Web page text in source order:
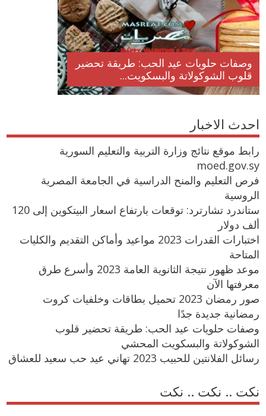
وصفات حلويات عيد الحب: طريقة تحضير
قلوب الشوكولاتة والبسكويت...
احدث الاخبار
رابط موقع نتائج وزارة التربية والتعليم السورية
moed.gov.sy
فرص التعليم والمنح الدراسية في الجامعة المصرية
الروسية
ستاندرد تشارترد: توقعات بارتفاع اسعار البيتكوين إلى 120
ألف دولار
اختبارات القدرات 2023 مواعيد وأماكن التقديم والكليات
المتاحة
موعد ظهور نتيجة الثانوية العامة 2023 وأسرع طرق
معرفتها الآن
صور رمضان 2023 تحميل بطاقات وخلفيات كروت
رمضانية جديدة جدًا
وصفات حلويات عيد الحب: طريقة تحضير قلوب
الشوكولاتة والبسكويت المحشي
رسائل الفلانتين للحبيب 2023 تهاني عيد حب سعيد للعشاق
نكت .. نكت .. نكت